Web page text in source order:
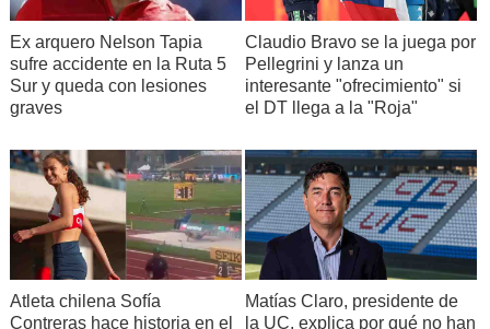
Ex arquero Nelson Tapia
sufre accidente en la Ruta 5
Sur y queda con lesiones
graves
Claudio Bravo se la juega por
Pellegrini y lanza un
interesante "ofrecimiento" si
el DT llega a la "Roja"
Atleta chilena Sofía
Contreras hace historia en el
Matías Claro, presidente de
la UC, explica por qué no han